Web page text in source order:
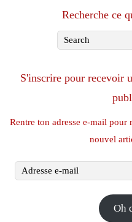
Recherche ce
S'inscrire pour recevoir
Rentre ton adresse e-mail
nouvel
Adresse
Oh